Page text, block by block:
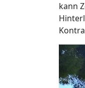
kann